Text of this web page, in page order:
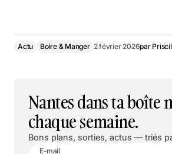
Actu Boire & Manger 2 février 2026par
Nantes dans ta boîte
chaque semaine.
Bons plans, sorties, actus — triés
E-mail